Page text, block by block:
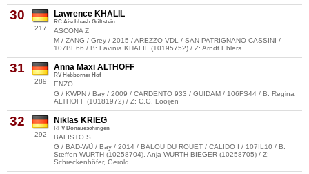
30
217
Lawrence KHALIL
RC Aischbach Gültstein
ASCONA Z
M / ZANG / Grey / 2015 / AREZZO VDL / SAN PATRIGNANO CASSINI /
107BE66 / B: Lavinia KHALIL (10195752) / Z: Arndt Ehlers
31
289
Anna Maxi ALTHOFF
RV Hebborner Hof
ENZO
G / KWPN / Bay / 2009 / CARDENTO 933 / GUIDAM / 106FS44 / B: Regina
ALTHOFF (10181972) / Z: C.G. Looijen
32
292
Niklas KRIEG
RFV Donaueschingen
BALISTO S
G / BAD-WÜ / Bay / 2014 / BALOU DU ROUET / CALIDO I / 107IL10 / B:
Steffen WÜRTH (10258704), Anja WÜRTH-BIEGER (10258705) / Z:
Schreckenhöfer, Gerold